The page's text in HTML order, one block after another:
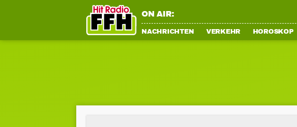
ON AIR:
NACHRICHTEN VERKEHR HOROSKOP